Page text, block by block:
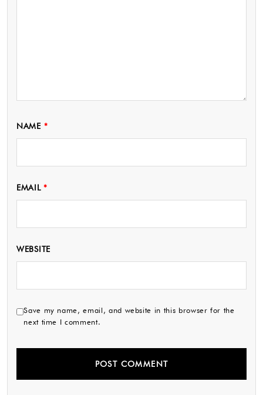
NAME *
EMAIL*
WEBSITE
Save my name, email, and website in this browser for the
next time I comment.